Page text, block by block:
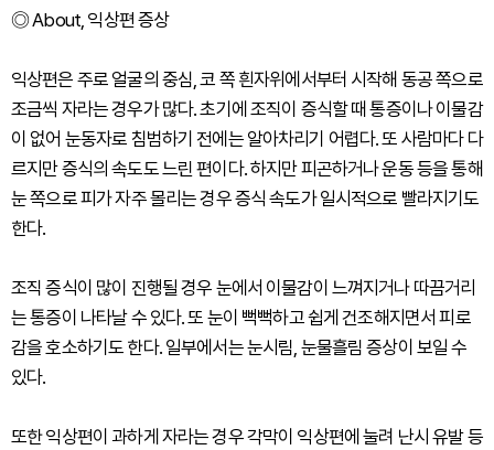
◎ About, 익상편 증상
익상편은 주로 얼굴의 중심, 코 쪽 흰자위에서부터 시작해 동공 쪽으로
조금씩 자라는 경우가 많다. 초기에 조직이 증식할 때 통증이나 이물감
이 없어 눈동자로 침범하기 전에는 알아차리기 어렵다. 또 사람마다 다
르지만 증식의 속도도 느린 편이다. 하지만 피곤하거나 운동 등을 통해
눈 쪽으로 피가 자주 몰리는 경우 증식 속도가 일시적으로 빨라지기도
한다.
조직 증식이 많이 진행될 경우 눈에서 이물감이 느껴지거나 따끔거리
는 통증이 나타날 수 있다. 또 눈이 뻑뻑하고 쉽게 건조해지면서 피로
감을 호소하기도 한다. 일부에서는 눈시림, 눈물흘림 증상이 보일 수
있다.
또한 익상편이 과하게 자라는 경우 각막이 익상편에 눌려 난시 유발 등